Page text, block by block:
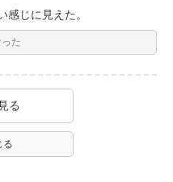
感じに見えた。
た
る
る